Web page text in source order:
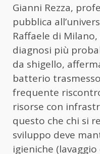
Gianni Rezza,
pubblica
Raffaele di Milano,
diagnosi più
da shigello,
batterio
frequente
risorse con
questo che chi si
sviluppo deve
igieniche